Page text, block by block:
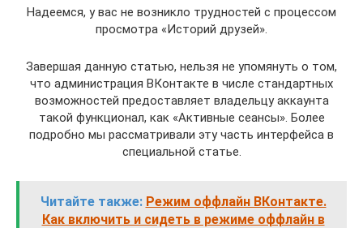
Надеемся, у вас не возникло трудностей с процессом
просмотра «Историй друзей».
Завершая данную статью, нельзя не упомянуть о том,
что администрация ВКонтакте в числе стандартных
возможностей предоставляет владельцу аккаунта
такой функционал, как «Активные сеансы». Более
подробно мы рассматривали эту часть интерфейса в
специальной статье.
Читайте также: Режим оффлайн ВКонтакте.
Как включить и сидеть в режиме оффлайн в